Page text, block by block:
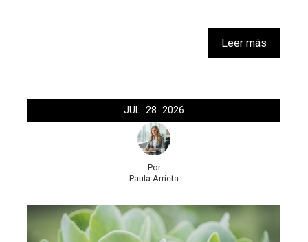
Leer más
JUL 28 2026
Por
Paula Arrieta